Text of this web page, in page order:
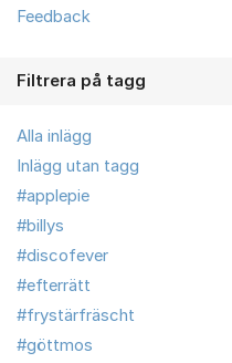
Feedback
Filtrera på tagg
Alla inlägg
Inlägg utan tagg
#applepie
#billys
#discofever
#efterrätt
#frystärfräscht
#göttmos